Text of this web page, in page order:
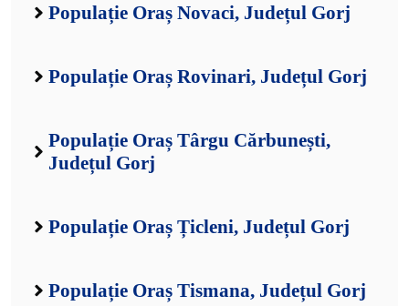
Populație Oraș Novaci, Județul Gorj
Populație Oraș Rovinari, Județul Gorj
Populație Oraș Târgu Cărbunești,
Județul Gorj
Populație Oraș Țicleni, Județul Gorj
Populație Oraș Tismana, Județul Gorj